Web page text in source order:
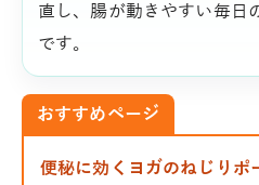
直し、腸が動きやすい毎日
です。
おすすめページ
便秘に効くヨガのねじりポ